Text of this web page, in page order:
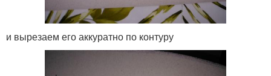
и вырезаем его аккуратно по контуру